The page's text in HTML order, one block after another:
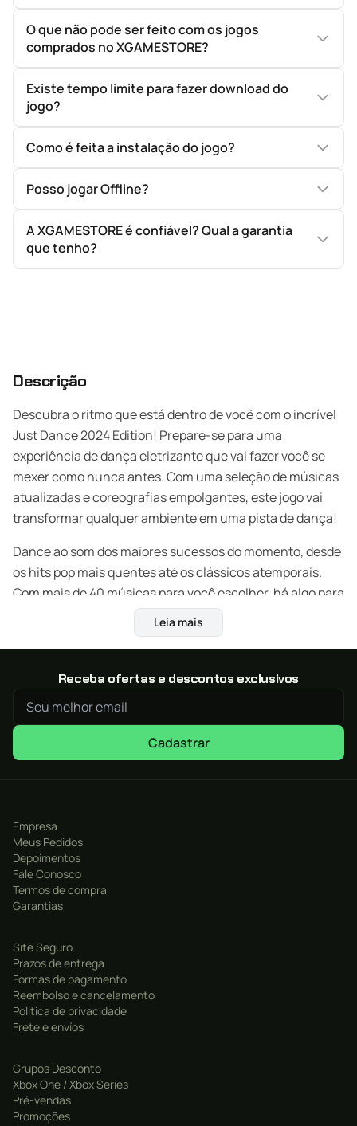
O que não pode ser feito com os jogos
comprados no XGAMESTORE?
Existe tempo limite para fazer download do
jogo?
Como é feita a instalação do jogo?
Posso jogar Offline?
A XGAMESTORE é confiável? Qual a garantia
que tenho?
Descrição
Descubra o ritmo que está dentro de você com o incrível
Just Dance 2024 Edition! Prepare-se para uma
experiência de dança eletrizante que vai fazer você se
mexer como nunca antes. Com uma seleção de músicas
atualizadas e coreografias empolgantes, este jogo vai
transformar qualquer ambiente em uma pista de dança!
Dance ao som dos maiores sucessos do momento, desde
os hits pop mais quentes até os clássicos atemporais.
Com mais de 40 músicas para você escolher, há algo para
todos os gostos e estilos. Desafie seus amigos em
emocionantes batalhas de dança multiplayer ou mostre
suas habilidades no modo solo, onde você pode se
superar a cada movimento.
Características:
Seleção de músicas atualizadas: Just Dance 2024
Edition apresenta uma variedade de músicas dos
tendências musicais.
Coreografias empolgantes: As coreografias do jogo
são projetadas para serem divertidas e desafiadoras,
permitindo que você se mova ao ritmo da música de
maneira empolgante e envolvente.
em batalhas de dança multiplayer e descubra quem é
o melhor dançarino. A competição acirrada torna a
experiência ainda mais divertida e interativa.
Leia mais
Receba ofertas e descontos exclusivos
Cadastrar
Empresa
Meus Pedidos
Depoimentos
Fale Conosco
Termos de compra
Garantias
Site Seguro
Prazos de entrega
Formas de pagamento
Reembolso e cancelamento
Politica de privacidade
Frete e envíos
Grupos Desconto
Xbox One / Xbox Series
Pré-vendas
Promoções